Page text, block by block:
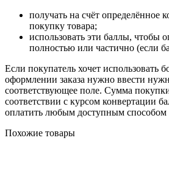
получать на счёт определённое
покупку товара;
использовать эти баллы, чтобы
полностью или частично (если
Если покупатель хочет использовать
оформлении заказа нужно ввести
соответствующее поле. Сумма
соответствии с курсом конвертации
оплатить любым доступным способом
Похожие товары